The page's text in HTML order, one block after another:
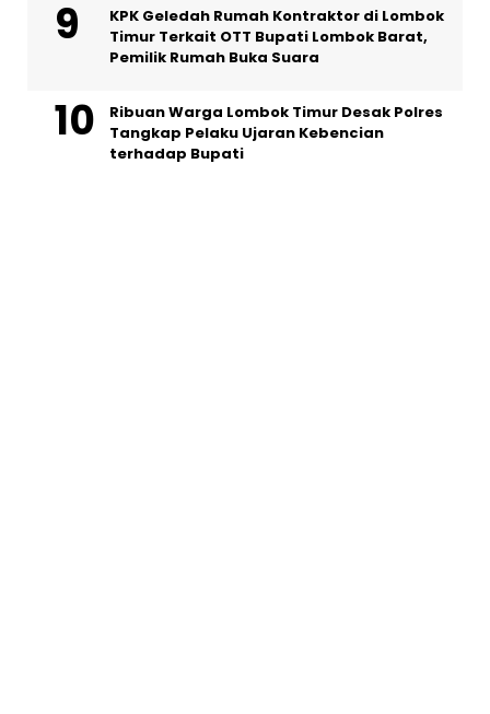
KPK Geledah Rumah Kontraktor di Lombok
Timur Terkait OTT Bupati Lombok Barat,
Pemilik Rumah Buka Suara
Ribuan Warga Lombok Timur Desak Polres
Tangkap Pelaku Ujaran Kebencian
terhadap Bupati